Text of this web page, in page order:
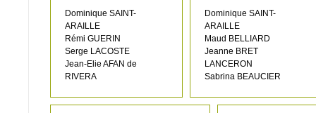
Dominique SAINT-
ARAILLE
Rémi GUERIN
Serge LACOSTE
Jean-Elie AFAN de
RIVERA
Dominique SAINT-
ARAILLE
Maud BELLIARD
Jeanne BRET
LANCERON
Sabrina BEAUCIER